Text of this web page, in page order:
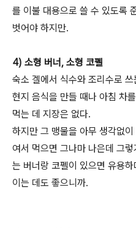
를 이불 대용으로 쓸 수 있도록
벗어야 하지만.
4) 소형 버너, 소형 코펠
숙소 겔에서 식수와 조리수로
현지 음식을 만들 때나 아침 차
먹는 데 지장은 없다.
하지만 그 맹물을 아무 생각없
여서 먹으면 그나마 나은데 그
는 버너랑 코펠이 있으면 유용
이는 데도 좋으니까.